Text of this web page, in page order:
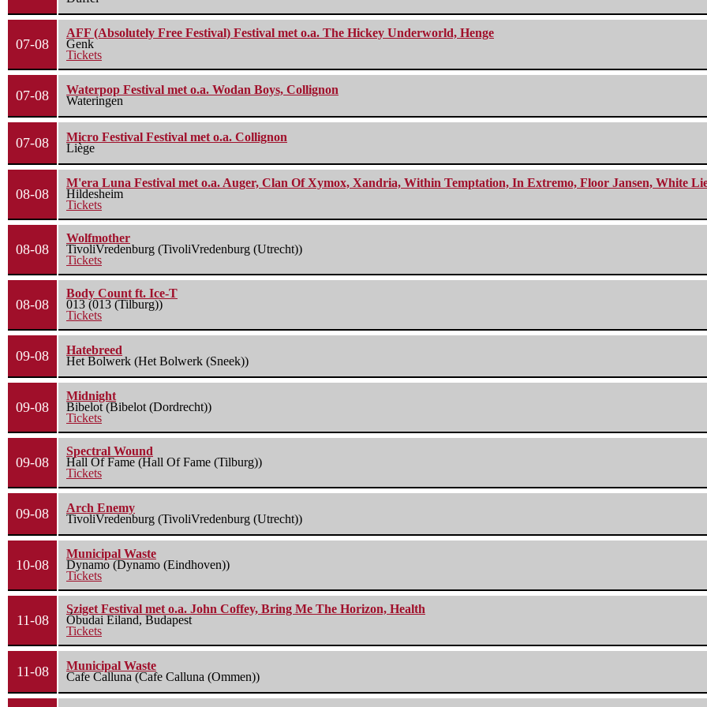
07-08
AFF (Absolutely Free Festival) Festival met o.a. The Hickey Underworld, Henge
Genk
Tickets
07-08
Waterpop Festival met o.a. Wodan Boys, Collignon
Wateringen
07-08
Micro Festival Festival met o.a. Collignon
Liège
08-08
M'era Luna Festival met o.a. Auger, Clan Of Xymox, Xandria, Within Temptation, In Extremo, Floor Jansen, White
Hildesheim
Tickets
08-08
Wolfmother
TivoliVredenburg (TivoliVredenburg (Utrecht))
Tickets
08-08
Body Count ft. Ice-T
013 (013 (Tilburg))
Tickets
09-08
Hatebreed
Het Bolwerk (Het Bolwerk (Sneek))
09-08
Midnight
Bibelot (Bibelot (Dordrecht))
Tickets
09-08
Spectral Wound
Hall Of Fame (Hall Of Fame (Tilburg))
Tickets
09-08
Arch Enemy
TivoliVredenburg (TivoliVredenburg (Utrecht))
10-08
Municipal Waste
Dynamo (Dynamo (Eindhoven))
Tickets
11-08
Sziget Festival met o.a. John Coffey, Bring Me The Horizon, Health
Óbudai Eiland, Budapest
Tickets
11-08
Municipal Waste
Cafe Calluna (Cafe Calluna (Ommen))